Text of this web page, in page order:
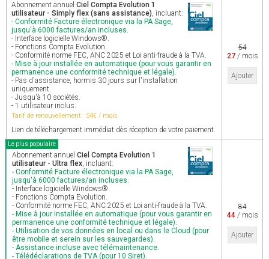
Abonnement annuel Ciel Compta Evolution 1
utilisateur - Simply flex (sans assistance), incluant:
- Conformité Facture électronique via la PA Sage,
jusqu'à 6000 factures/an incluses.
- Interface logicielle Windows®.
- Fonctions Compta Evolution.
- Conformité norme FEC, ANC 2025 et Loi anti-fraude à la TVA.
- Mise à jour installée en automatique (pour vous garantir en
permanence une conformité technique et légale).
- Pas d'assistance, hormis 30 jours sur l'installation
uniquement.
- Jusqu'à 10 sociétés.
- 1 utilisateur inclus.
Tarif de renouvellement : 54€ / mois
Lien de téléchargement immédiat dès réception de votre paiement.
54
27/ mois
Ajouter
Le plus populaire
Abonnement annuel Ciel Compta Evolution 1
utilisateur - Ultra flex, incluant:
- Conformité Facture électronique via la PA Sage,
jusqu'à 6000 factures/an incluses.
- Interface logicielle Windows®.
- Fonctions Compta Evolution.
- Conformité norme FEC, ANC 2025 et Loi anti-fraude à la TVA.
- Mise à jour installée en automatique (pour vous garantir en
permanence une conformité technique et légale).
- Utilisation de vos données en local ou dans le Cloud (pour
être mobile et serein sur les sauvegardes).
- Assistance incluse avec télémaintenance.
- Télédéclarations de TVA (pour 10 Siret).
84
44/ mois
Ajouter